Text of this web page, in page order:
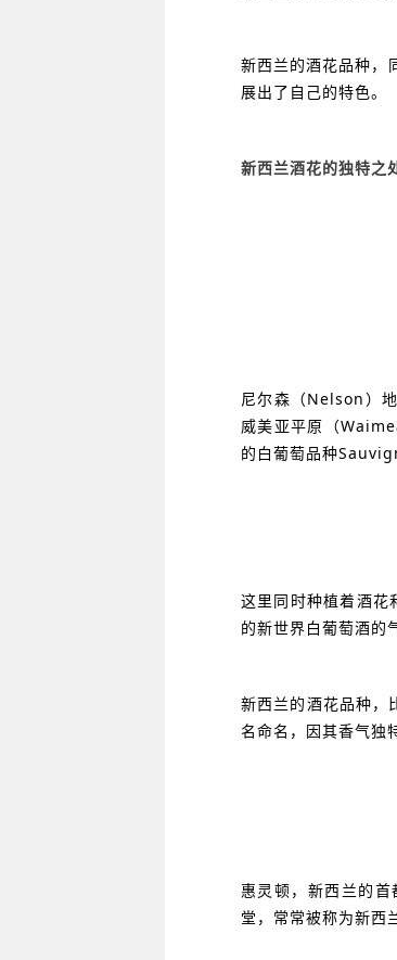
新西兰的酒花品种，
展出了自己的特色。
新西兰酒花的独特之
尼尔森（Nelson）
威美亚平原（
的白葡萄品种
这里同时种植着酒
的新世界白葡萄酒的
新西兰的酒花品种
名命名，因其香气独
惠灵顿，新西兰的
堂，常常被称为新西